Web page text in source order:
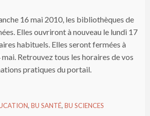
16 mai 2010, les bibliothèques de
Elles ouvriront à nouveau le lundi 17
habituels. Elles seront fermées à
Retrouvez tous les horaires de vos
pratiques du portail.
, BU SANTÉ, BU SCIENCES